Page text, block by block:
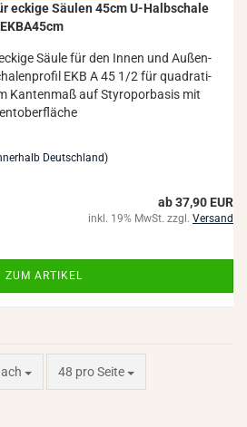
ecki­ge Säu­len 45cm U-​Halb­scha­le
Säule für den Innen und Au­ßen­
EKB A 45 1/2 für qua­dra­ti­
Kan­ten­maß auf Sty­ro­por­ba­sis mit
Deutschland)
ab 37,90 EUR
inkl. 19% MwSt. zzgl. Versand
ZUM ARTIKEL
48 pro Seite
pro Seite